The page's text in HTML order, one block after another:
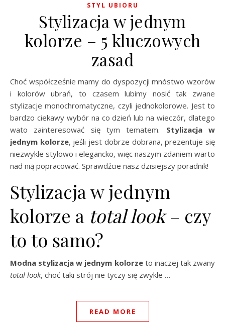
STYL UBIORU
Stylizacja w jednym
kolorze – 5 kluczowych
zasad
Choć współcześnie mamy do dyspozycji mnóstwo wzorów
i kolorów ubrań, to czasem lubimy nosić tak zwane
stylizacje monochromatyczne, czyli jednokolorowe. Jest to
bardzo ciekawy wybór na co dzień lub na wieczór, dlatego
wato zainteresować się tym tematem. Stylizacja w
jednym kolorze, jeśli jest dobrze dobrana, prezentuje się
niezwykle stylowo i elegancko, więc naszym zdaniem warto
nad nią popracować. Sprawdźcie nasz dzisiejszy poradnik!
Stylizacja w jednym
kolorze a total look– czy
to to samo?
Modna stylizacja w jednym kolorzeto inaczej tak zwany
total look, choć taki strój nie tyczy się zwykle …
READ MORE